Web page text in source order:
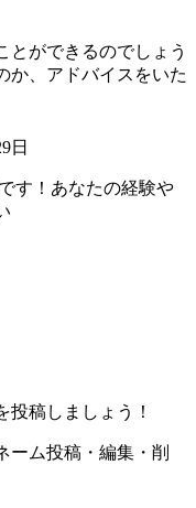
とができるのでしょう
か、アドバイスをいた
日
す！あなたの経験や
投稿しましょう！
ーム投稿・編集・削